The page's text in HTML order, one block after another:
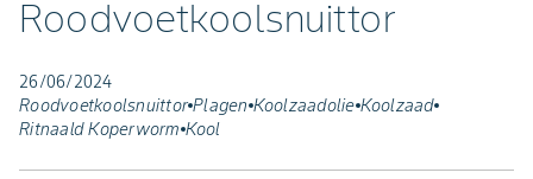
Roodvoetkoolsnuittor
26/06/2024
Roodvoetkoolsnuittor Plagen Koolzaadolie Koolzaad
Ritnaald Koperworm Kool